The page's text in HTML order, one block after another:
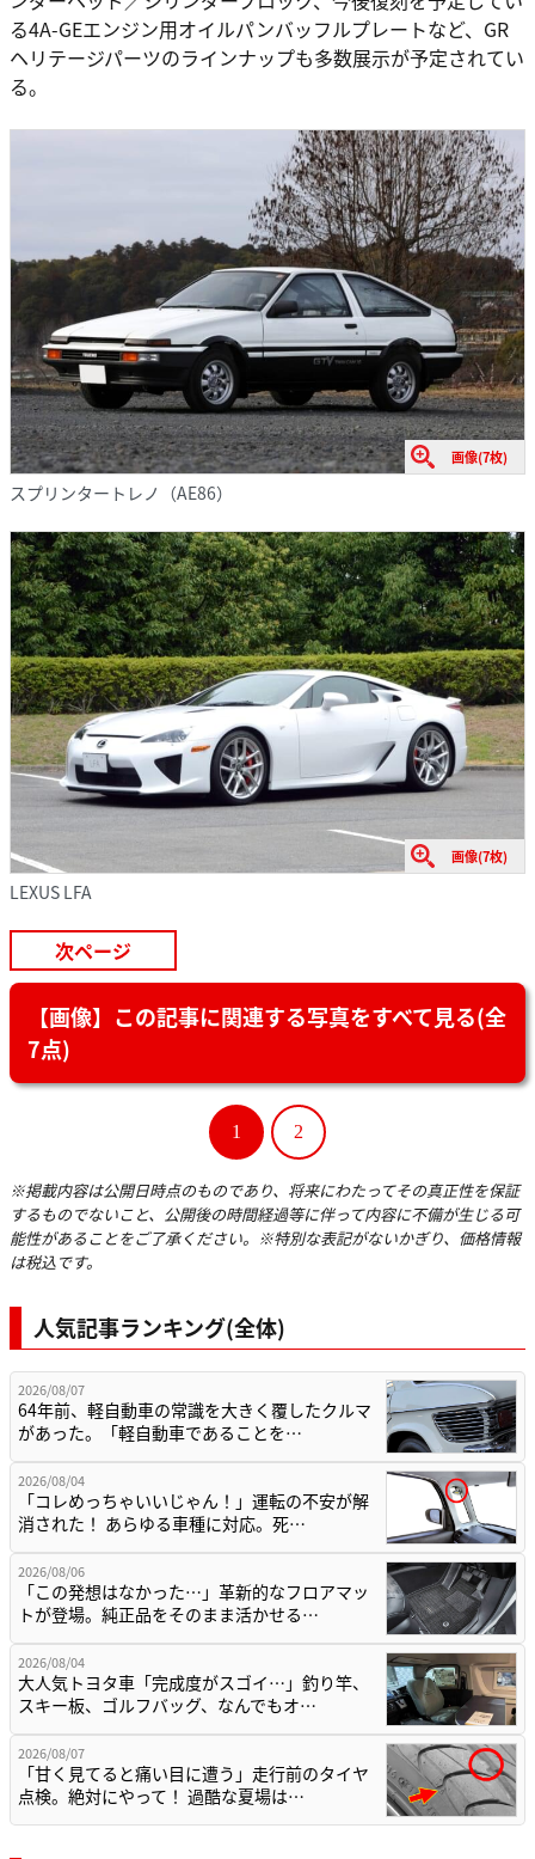
る4A-GEエンジン用オイルパンバッフルプレートなど、GR
ヘリテージパーツのラインナップも多数展示が予定されてい
る。
画像(7枚)
スプリンタートレノ（AE86）
画像(7枚)
LEXUS LFA
次ページ
【画像】この記事に関連する写真をすべて見る(全
7点)
1 2
※掲載内容は公開日時点のものであり、将来にわたってその真正性を保証
するものでないこと、公開後の時間経過等に伴って内容に不備が生じる可
能性があることをご了承ください。※特別な表記がないかぎり、価格情報
は税込です。
人気記事ランキング(全体)
2026/08/07
64年前、軽自動車の常識を大きく覆したクルマ
があった。「軽自動車であることを…
2026/08/04
「コレめっちゃいいじゃん！」運転の不安が解
消された！ あらゆる車種に対応。死…
2026/08/06
「この発想はなかった…」革新的なフロアマッ
トが登場。純正品をそのまま活かせる…
2026/08/04
大人気トヨタ車「完成度がスゴイ…」釣り竿、
スキー板、ゴルフバッグ、なんでもオ…
2026/08/07
「甘く見てると痛い目に遭う」走行前のタイヤ
点検。絶対にやって！ 過酷な夏場は…